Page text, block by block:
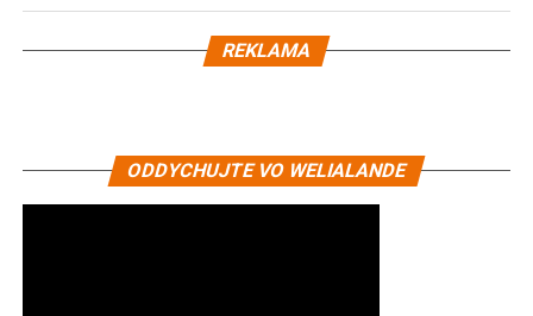
REKLAMA
ODDYCHUJTE VO WELIALANDE